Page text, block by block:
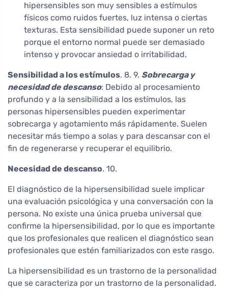
hipersensibles son muy sensibles a estímulos
físicos como ruidos fuertes, luz intensa o ciertas
texturas. Esta sensibilidad puede suponer un reto
porque el entorno normal puede ser demasiado
intenso y provocar ansiedad o irritabilidad.
Sensibilidad a los estímulos. 8. 9. Sobrecarga y
necesidad de descanso: Debido al procesamiento
profundo y a la sensibilidad a los estímulos, las
personas hipersensibles pueden experimentar
sobrecarga y agotamiento más rápidamente. Suelen
necesitar más tiempo a solas y para descansar con el
fin de regenerarse y recuperar el equilibrio.
Necesidad de descanso. 10.
El diagnóstico de la hipersensibilidad suele implicar
una evaluación psicológica y una conversación con la
persona. No existe una única prueba universal que
confirme la hipersensibilidad, por lo que es importante
que los profesionales que realicen el diagnóstico sean
profesionales que estén familiarizados con este rasgo.
La hipersensibilidad es un trastorno de la personalidad
que se caracteriza por un trastorno de la personalidad.